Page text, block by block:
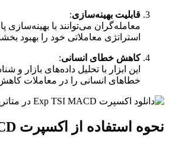
قابلیت بهینه‌سازی:
معامله‌گران می‌توانند با بهینه‌سازی
استراتژی معاملاتی خود را بهبود
کاهش خطای انسانی:
این ابزار با تحلیل داده‌های بازار و
خطاهای انسانی را در معاملات
نحوه استفاده از اکسپرت Exp TSI MACD